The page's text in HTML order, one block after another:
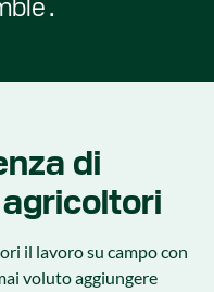
.
di
il lavoro su campo con
voluto aggiungere